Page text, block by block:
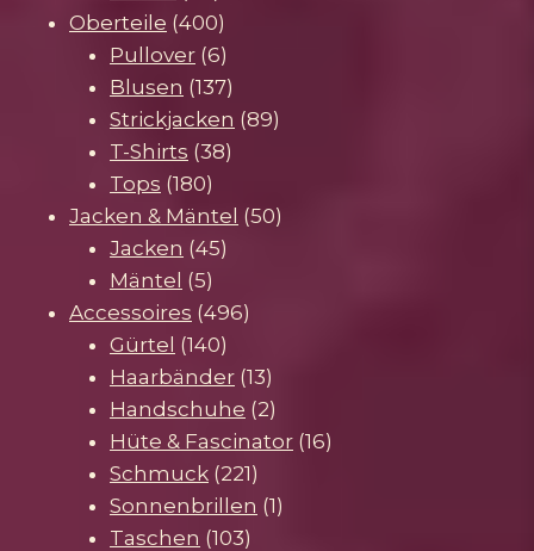
Produkte
Oberteile 400400
Produkte
Pullover 66
Produkte
Blusen 137137
Produkte
Strickjacken 8989
T-Shirts 3838
Tops 180180
Produkte
Jacken & Mäntel 5050
Jacken 4545
Mäntel 55
Produkte
Accessoires 496496
Gürtel 140140
Produkte
Haarbänder 1313
Produkte
Handschuhe 22
Produkte
Hüte & Fascinator 1616
Schmuck 221221
Produkte
Sonnenbrillen 11
Taschen 103103